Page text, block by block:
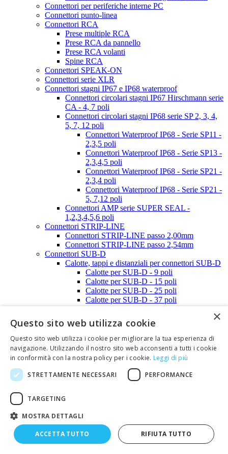
Connettori per periferiche interne PC
Connettori punto-linea
Connettori RCA
Prese multiple RCA
Prese RCA da pannello
Prese RCA volanti
Spine RCA
Connettori SPEAK-ON
Connettori serie XLR
Connettori stagni IP67 e IP68 waterproof
Connettori circolari stagni IP67 Hirschmann serie
CA - 4, 7 poli
Connettori circolari stagni IP68 serie SP 2, 3, 4,
5, 7, 12 poli
Connettori Waterproof IP68 - Serie SP11 -
2,3,5 poli
Connettori Waterproof IP68 - Serie SP13 -
2,3,4,5 poli
Connettori Waterproof IP68 - Serie SP21 -
2,3,4 poli
Connettori Waterproof IP68 - Serie SP21 -
5, 7,12 poli
Connettori AMP serie SUPER SEAL -
1,2,3,4,5,6 poli
Connettori STRIP-LINE
Connettori STRIP-LINE passo 2,00mm
Connettori STRIP-LINE passo 2,54mm
Connettori SUB-D
Calotte, tappi e distanziali per connettori SUB-D
Calotte per SUB-D - 9 poli
Calotte per SUB-D - 15 poli
Calotte per SUB-D - 25 poli
Calotte per SUB-D - 37 poli
Calotte per SUB-D - 50 poli
Viti e clips per calotte SUB-D
Tappi anti-polvere per connettori SUB-D
Connettori SUB-D (a perforazione d'isolante)
Connettori SUB-D (contatti a crimpare)
Connettori SUB-D (per C.S.)
Connettori SUB-D (saldare a filo)
Connettori SUB-D Alta densità
Faston e coprifaston in kit
Faston non isolati
Faston preisolati
Faston preisolati maschi
×
Questo sito web utilizza cookie
Questo sito web utilizza i cookie per migliorare la tua esperienza di
navigazione. Utilizzando il nostro sito web acconsenti a tutti i cookie
in conformità con la nostra policy per i cookie. Leggi di più
STRETTAMENTE NECESSARI
PERFORMANCE
TARGETING
MOSTRA DETTAGLI
ACCETTA TUTTO RIFIUTA TUTTO